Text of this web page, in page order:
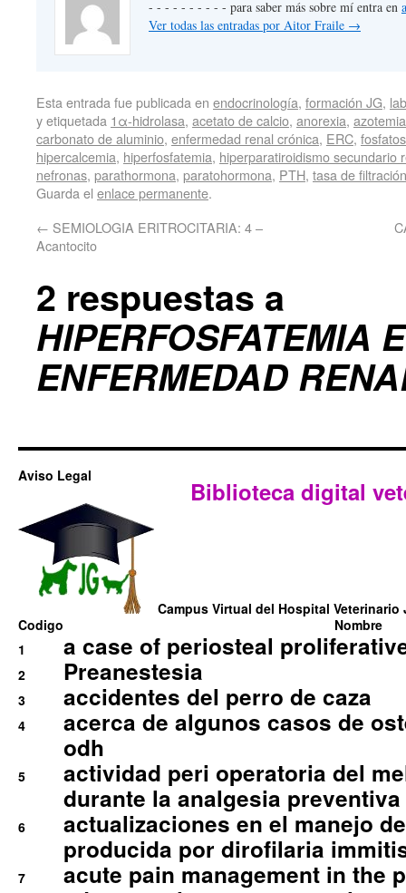
- - - - - - - - - - para saber más sobre mí entra en
Ver todas las entradas por Aitor Fraile →
Esta entrada fue publicada en endocrinología, formación JG,
y etiquetada 1α-hidrolasa, acetato de calcio, anorexia, azotemia
carbonato de aluminio, enfermedad renal crónica, ERC, fosfatos
hipercalcemia, hiperfosfatemia, hiperparatiroidismo secundario
nefronas, parathormona, paratohormona, PTH, tasa de
Guarda el enlace permanente.
← SEMIOLOGIA ERITROCITARIA: 4 –
Acantocito
2 respuestas a
HIPERFOSFATEMIA
ENFERMEDAD
Aviso Legal
Biblioteca digital
Campus Virtual del Hospital Veterinario
Codigo
Nombre
1
a case of periosteal
2 Preanestesia
3 accidentes del perro de caza
4
acerca de algunos casos de
odh
5
actividad peri operatoria del
durante la analgesia
6
actualizaciones en el manejo
producida por dirofilaria
7
acute pain management in the